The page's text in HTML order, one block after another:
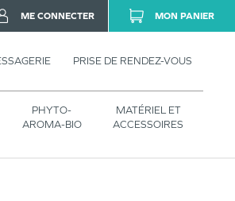
PRISE DE RENDEZ-VOUS
PHYTO-
AROMA-BIO
MATÉRIEL ET
ACCESSOIRES
ME CONNECTER MON PANIER